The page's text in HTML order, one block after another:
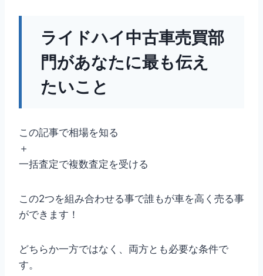
ライドハイ中古車売買部
門があなたに最も伝え
たいこと
この記事で相場を知る
＋
一括査定で複数査定を受ける
この2つを組み合わせる事で誰もが車を高く売る事
ができます！
どちらか一方ではなく、両方とも必要な条件で
す。